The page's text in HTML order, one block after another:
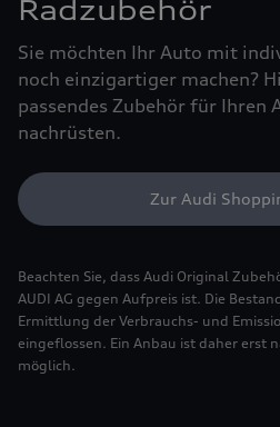
Radzubehör
Sie möchten Ihr Auto mit
noch einzigartiger machen?
passendes Zubehör für Ihren
nachrüsten.
Zur Audi
Beachten Sie, dass Audi Original
AUDI AG gegen Aufpreis ist. Die
Ermittlung der Verbrauchs- und
eingeflossen. Ein Anbau ist daher erst
möglich.